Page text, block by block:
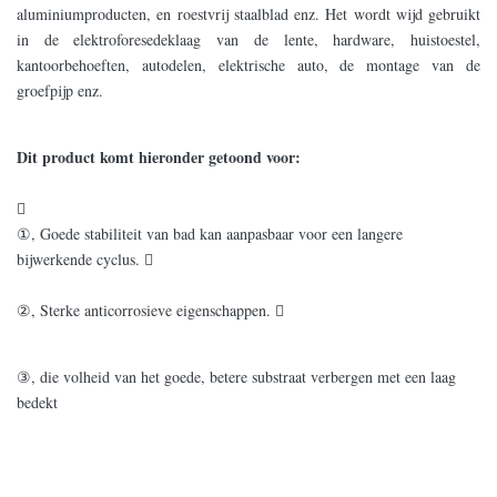
aluminiumproducten, en roestvrij staalblad enz. Het wordt wijd gebruikt
in de elektroforesedeklaag van de lente, hardware, huistoestel,
kantoorbehoeften, autodelen, elektrische auto, de montage van de
groefpijp enz.
Dit product komt hieronder getoond voor:

①, Goede stabiliteit van bad kan aanpasbaar voor een langere
bijwerkende cyclus. 
②, Sterke anticorrosieve eigenschappen. 
③, die volheid van het goede, betere substraat verbergen met een laag
bedekt